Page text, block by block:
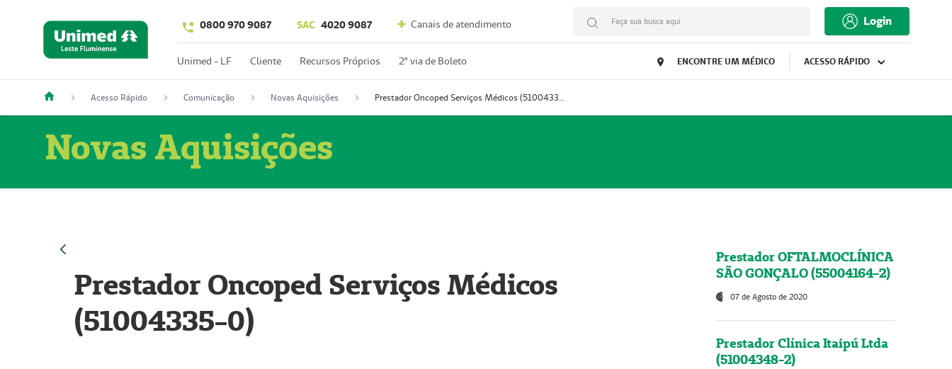
0800 970 9087 SAC 4020 9087 Canais de atendimento Faça sua busca aqui Login
Unimed - LF Cliente Recursos Próprios 2º via de Boleto ENCONTRE UM MÉDICO ACESSO RÁPIDO
Acesso Rápido Comunicação Novas Aquisições Prestador Oncoped Serviços Médicos (51004335-0)
Novas Aquisições
Prestador Oncoped Serviços Médicos
(51004335-0)
Prestador OFTALMOCLÍNICA
SÃO GONÇALO (55004164-2)
07 de Agosto de 2020
Prestador Clínica Itaipú Ltda
(51004348-2)